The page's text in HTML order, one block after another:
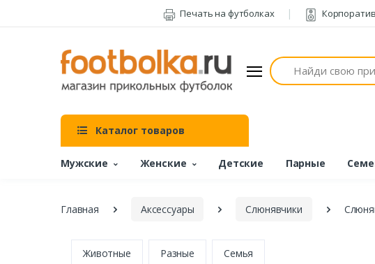
Печать на футболках
Поиск
Каталог товаров
Мужские Женские Детские Парные
Главная Аксессуары Слюнявчики
Животные Разные Семья